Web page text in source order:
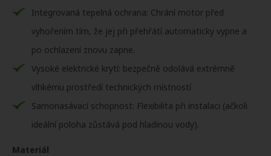
Integrovaná tepelná ochrana: Chrání motor před
vyhořením tím, že jej při přehřátí automaticky vypne a
po ochlazení znovu zapne.
Vysoké elektrické krytí: bezpečně odolává extrémně
vlhkému prostředí technických místností
Samonasávací schopnost: Flexibilita při instalaci (ačkoli
ideální poloha zůstává pod hladinou vody).
Materiál